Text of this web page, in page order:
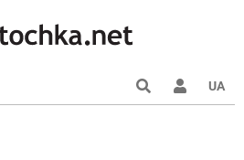
UA